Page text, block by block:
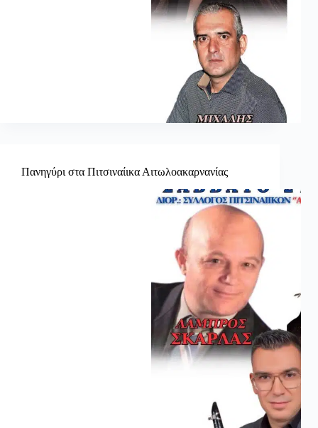
Πανηγύρι στα Πιτσιναίικα Αιτωλοακαρνανίας